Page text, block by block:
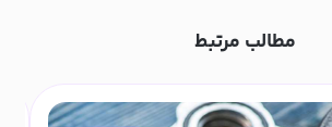
مطالب مرتبط